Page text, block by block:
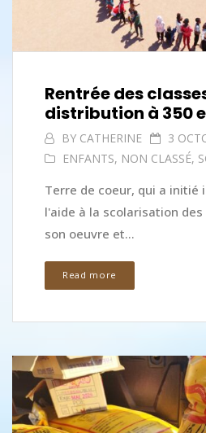
Rentrée des
distribution à 350
BY CATHERINE
3
ENFANTS, NON CLASSÉ,
Terre de coeur, qui a initié
l'aide à la scolarisation
son oeuvre et...
Read more